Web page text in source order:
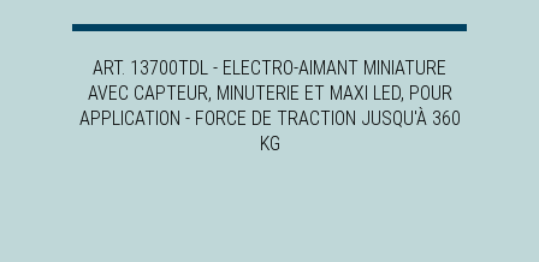
ART. 13700TDL - ELECTRO-AIMANT MINIATURE
AVEC CAPTEUR, MINUTERIE ET MAXI LED, POUR
APPLICATION - FORCE DE TRACTION JUSQU'À 360
KG